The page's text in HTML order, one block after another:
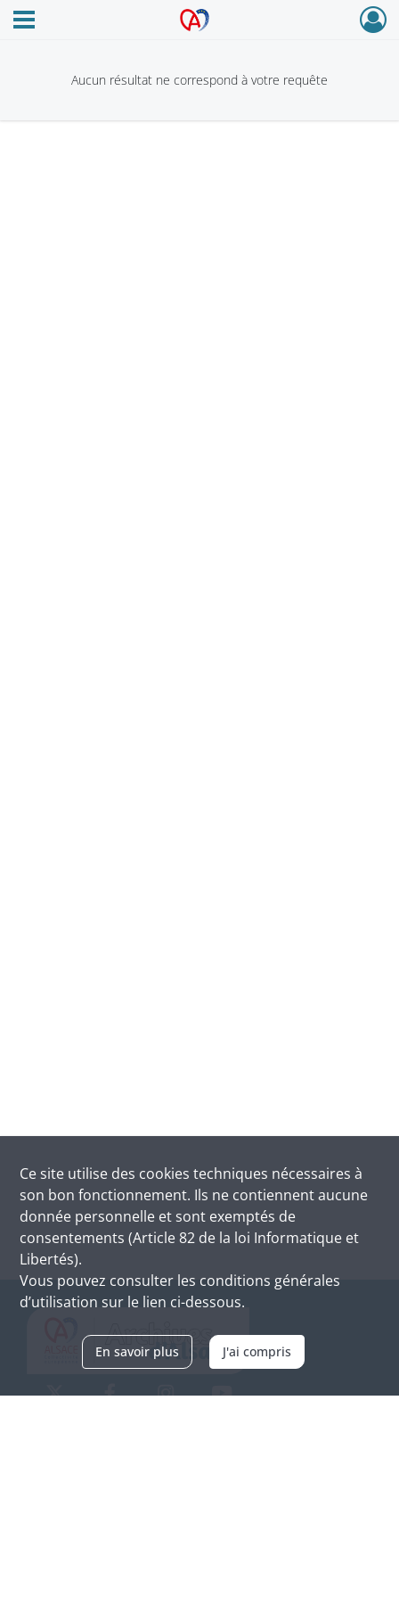
Archives Alsace - Colmar
Ouvrir le menu déroulant
Aucun résultat ne correspond à votre requête
Ce site utilise des cookies techniques nécessaires à
son bon fonctionnement. Ils ne contiennent aucune
donnée personnelle et sont exemptés de
consentements (Article 82 de la loi Informatique et
Libertés).
Vous pouvez consulter les conditions générales
d’utilisation sur le lien ci-dessous.
En savoir plus J'ai compris